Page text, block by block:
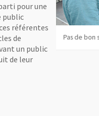
Pas de bon
pour une
public
référentes
de
un public
de leur